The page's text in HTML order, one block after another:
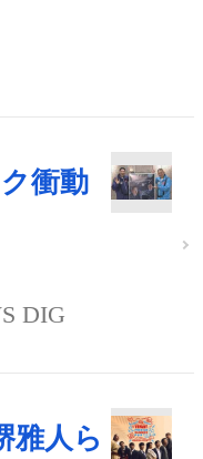
衝動
DIG
雅人ら